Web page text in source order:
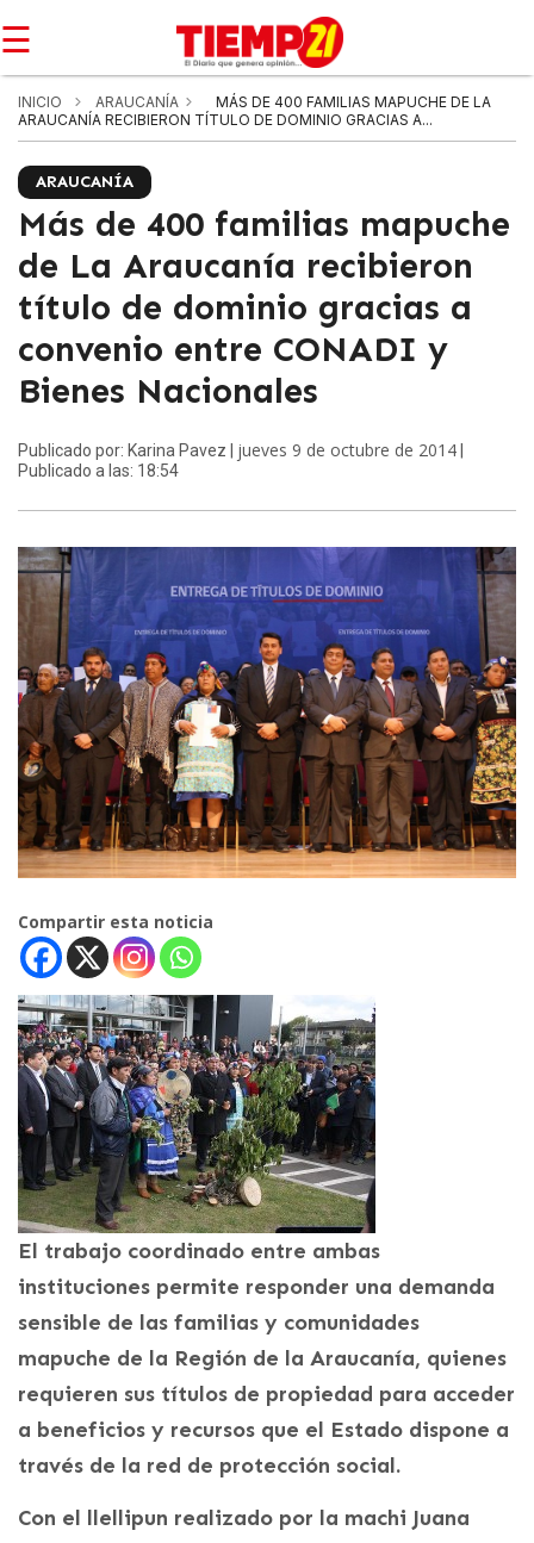
☰
INICIO ARAUCANÍA
MÁS DE 400 FAMILIAS MAPUCHE DE LA
ARAUCANÍA RECIBIERON TÍTULO DE DOMINIO GRACIAS A...
ARAUCANÍA
Más de 400 familias mapuche
de La Araucanía recibieron
título de dominio gracias a
convenio entre CONADI y
Bienes Nacionales
Publicado por: Karina Pavez | jueves 9 de octubre de 2014
Publicado a las: 18:54
Compartir esta noticia
El trabajo coordinado entre ambas
instituciones permite responder una demanda
sensible de las familias y comunidades
mapuche de la Región de la Araucanía, quienes
requieren sus títulos de propiedad para acceder
a beneficios y recursos que el Estado dispone a
través de la red de protección social.
Con el llellipun realizado por la machi Juana